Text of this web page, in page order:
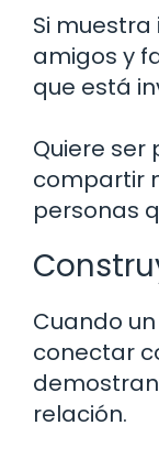
Si
amigos y
que está
Quiere ser
compartir
personas
Cuando
conectar
relación.